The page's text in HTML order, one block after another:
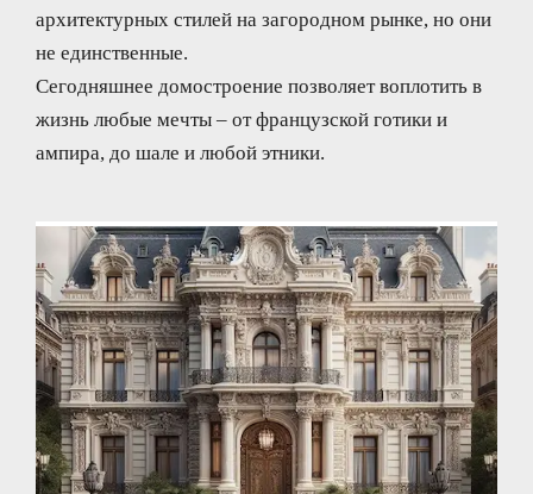
архитектурных стилей на загородном рынке, но они
не единственные.
Сегодняшнее домостроение позволяет воплотить в
жизнь любые мечты – от французской готики и
ампира, до шале и любой этники.